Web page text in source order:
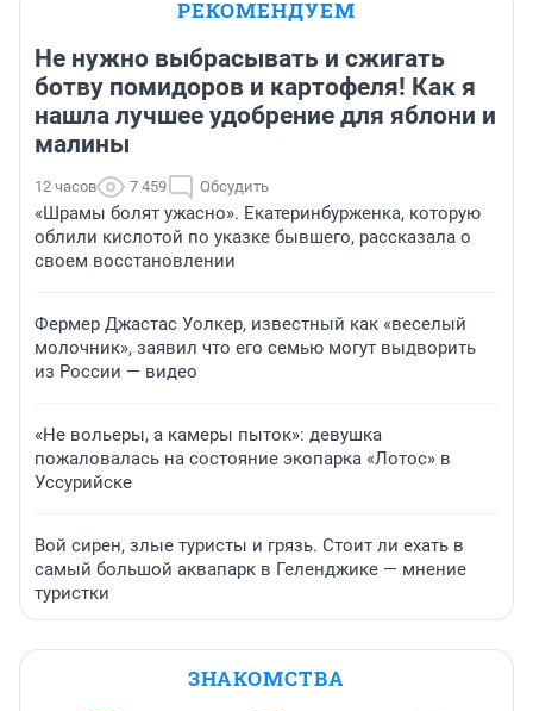
РЕКОМЕНДУЕМ
Не нужно выбрасывать и сжигать
ботву помидоров и картофеля! Как я
нашла лучшее удобрение для яблони и
малины
12 часов 7 459 Обсудить
«Шрамы болят ужасно». Екатеринбурженка, которую
облили кислотой по указке бывшего, рассказала о
своем восстановлении
Фермер Джастас Уолкер, известный как «веселый
молочник», заявил что его семью могут выдворить
из России — видео
«Не вольеры, а камеры пыток»: девушка
пожаловалась на состояние экопарка «Лотос» в
Уссурийске
Вой сирен, злые туристы и грязь. Стоит ли ехать в
самый большой аквапарк в Геленджике — мнение
туристки
ЗНАКОМСТВА